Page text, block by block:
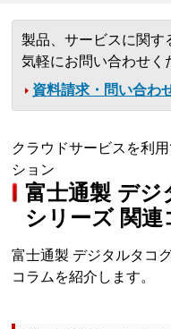
製品、サービスに関す
気軽にお問い合わせく
資料請求・問い合わ
クラウドサービスを利
ション
富士通製 デジ
シリーズ 関連
富士通製 デジタルタコ
コラムを紹介します。